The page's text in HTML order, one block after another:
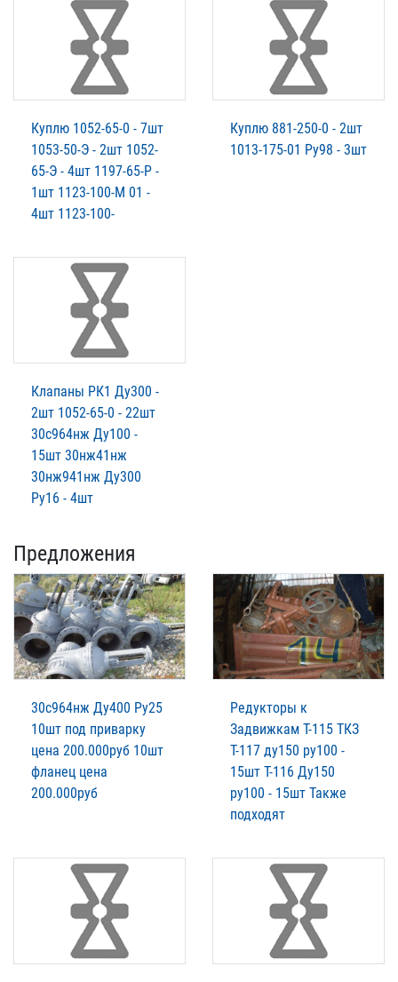
Куплю 1052-65-0 - 7шт
1053-50-Э - 2шт 1052-
65-Э - 4шт 1197-65-Р -
1шт 1123-100-М 01 -
4шт 1123-100-
Куплю 881-250-0 - 2шт
1013-175-01 Ру98 - 3шт
Клапаны РК1 Ду300 -
2шт 1052-65-0 - 22шт
30с964нж Ду100 -
15шт 30нж41нж
30нж941нж Ду300
Ру16 - 4шт
Предложения
30с964нж Ду400 Ру25
10шт под приварку
цена 200.000руб 10шт
фланец цена
200.000руб
Редукторы к
Задвижкам Т-115 ТКЗ
Т-117 ду150 ру100 -
15шт Т-116 Ду150
ру100 - 15шт Также
подходят